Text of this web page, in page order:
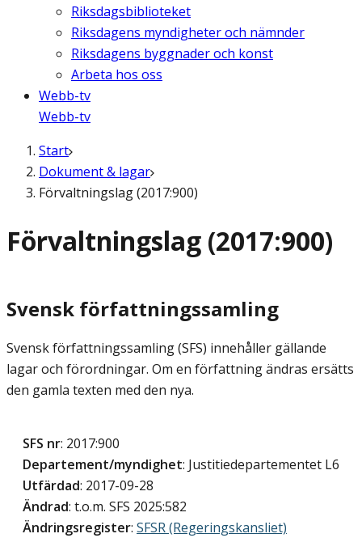
Riksdagsbiblioteket
Riksdagens myndigheter och nämnder
Riksdagens byggnader och konst
Arbeta hos oss
Webb-tv
Webb-tv
Start
Dokument & lagar
Förvaltningslag (2017:900)
Förvaltningslag (2017:900)
Svensk författningssamling
Svensk författningssamling (SFS) innehåller gällande
lagar och förordningar. Om en författning ändras ersätts
den gamla texten med den nya.
SFS nr: 2017:900
Departement/myndighet: Justitiedepartementet L6
Utfärdad: 2017-09-28
Ändrad: t.o.m. SFS 2025:582
Ändringsregister: SFSR (Regeringskansliet)